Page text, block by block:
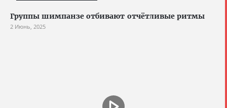
Группы шимпанзе отбивают отчётливые ритмы
2 Июнь, 2025